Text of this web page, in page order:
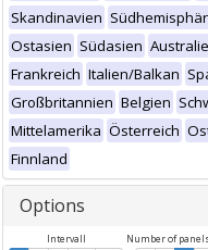
Skandinavien
Ostasien Südasien
Frankreich Italien/Balkan
Großbritannien Belgien
Mittelamerika Österreich
Finnland
Options
Intervall Number of